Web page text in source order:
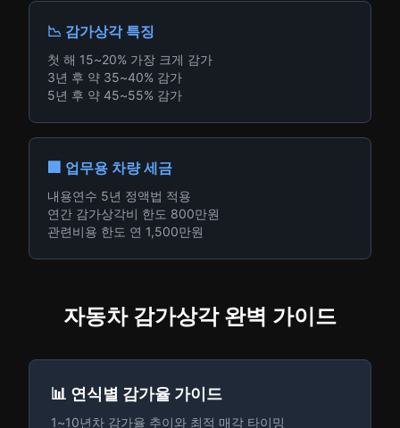
📉 감가상각 특징
첫 해 15~20% 가장 크게 감가
3년 후 약 35~40% 감가
5년 후 약 45~55% 감가
🏢 업무용 차량 세금
내용연수 5년 정액법 적용
연간 감가상각비 한도 800만원
관련비용 한도 연 1,500만원
자동차 감가상각 완벽 가이드
📊 연식별 감가율 가이드
1~10년차 감가율 추이와 최적 매각 타이밍